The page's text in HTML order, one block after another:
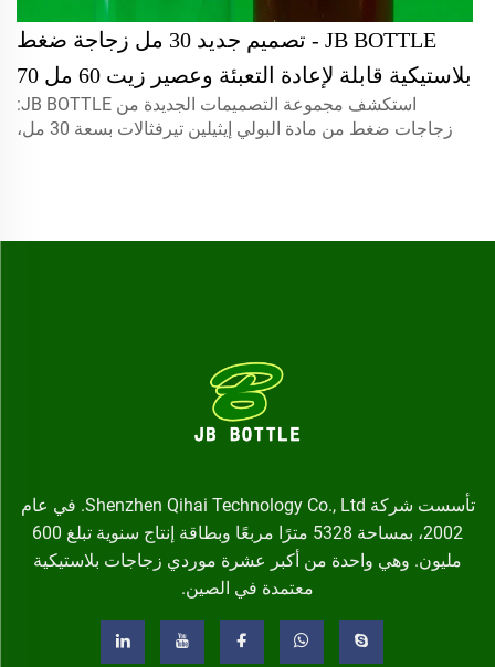
JB BOTTLE - تصميم جديد 30 مل زجاجة ضغط
بلاستيكية قابلة لإعادة التعبئة وعصير زيت 60 مل 70
مل زجاجة قطارة سائل للعين مع غطاء آمن
للأطفال منتجات حاصلة على براءة اختراع / منتجات
استكشف مجموعة التصميمات الجديدة من JB BOTTLE:
زجاجات ضغط من مادة البولي إيثيلين تيرفثالات بسعة 30 مل،
تأسست شركة Shenzhen Qihai Technology Co., Ltd. في عام
2002، بمساحة 5328 مترًا مربعًا وبطاقة إنتاج سنوية تبلغ 600
مليون. وهي واحدة من أكبر عشرة موردي زجاجات بلاستيكية
معتمدة في الصين.